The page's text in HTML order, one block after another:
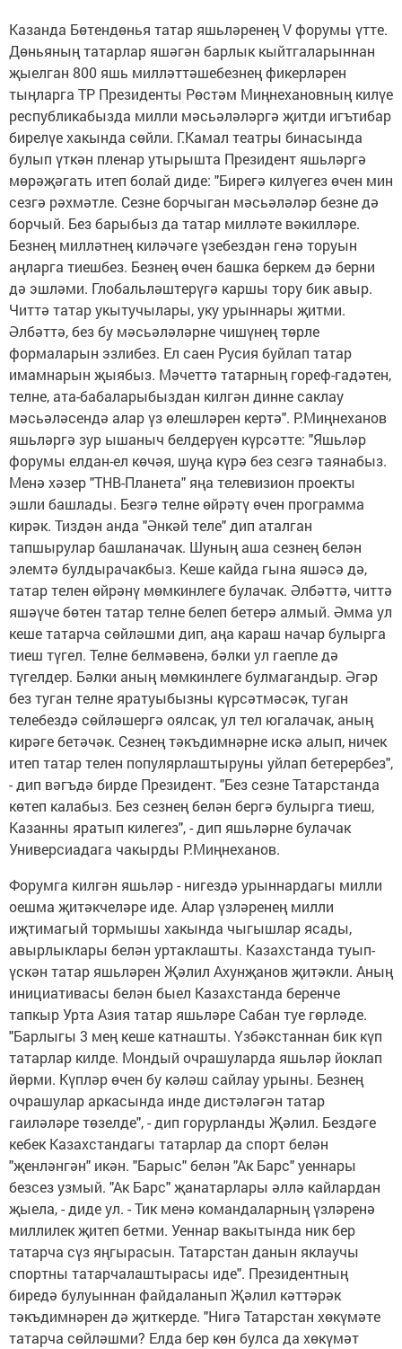
Казанда Бөтендөнья татар яшьләренең V форумы үтте.
Дөньяның татарлар яшәгән барлык кыйтгаларыннан
җыелган 800 яшь милләттәшебезнең фикерләрен
тыңларга ТР Президенты Рөстәм Миңнехановның килүе
республикабызда милли мәсьәләләргә җитди игътибар
бирелүе хакында сөйли. Г.Камал театры бинасында
булып үткән пленар утырышта Президент яшьләргә
мөрәҗәгать итеп болай диде: "Бирегә килүегез өчен мин
сезгә рәхмәтле. Сезне борчыган мәсьәләләр безне дә
борчый. Без барыбыз да татар милләте вәкилләре.
Безнең милләтнең киләчәге үзебездән генә торуын
аңларга тиешбез. Безнең өчен башка беркем дә берни
дә эшләми. Глобальләштерүгә каршы тору бик авыр.
Читтә татар укытучылары, уку урыннары җитми.
Әлбәттә, без бу мәсьәләләрне чишүнең төрле
формаларын эзлибез. Ел саен Русия буйлап татар
имамнарын җыябыз. Мәчеттә татарның гореф-гадәтен,
телне, ата-бабаларыбыздан килгән динне саклау
мәсьәләсендә алар үз өлешләрен кертә". Р.Миңнеханов
яшьләргә зур ышаныч белдерүен күрсәтте: "Яшьләр
форумы елдан-ел көчәя, шуңа күрә без сезгә таянабыз.
Менә хәзер "ТНВ-Планета" яңа телевизион проекты
эшли башлады. Безгә телне өйрәтү өчен программа
кирәк. Тиздән анда "Әнкәй теле" дип аталган
тапшырулар башланачак. Шуның аша сезнең белән
элемтә булдырачакбыз. Кеше кайда гына яшәсә дә,
татар телен өйрәнү мөмкинлеге булачак. Әлбәттә, читтә
яшәүче бөтен татар телне белеп бетерә алмый. Әмма ул
кеше татарча сөйләшми дип, аңа караш начар булырга
тиеш түгел. Телне белмәвенә, бәлки ул гаепле дә
түгелдер. Бәлки аның мөмкинлеге булмагандыр. Әгәр
без туган телне яратуыбызны күрсәтмәсәк, туган
телебездә сөйләшергә оялсак, ул тел югалачак, аның
кирәге бетәчәк. Сезнең тәкъдимнәрне искә алып, ничек
итеп татар телен популярлаштыруны уйлап бетерербез",
- дип вәгъдә бирде Президент. "Без сезне Татарстанда
көтеп калабыз. Без сезнең белән бергә булырга тиеш,
Казанны яратып килегез", - дип яшьләрне булачак
Универсиадага чакырды Р.Миңнеханов.
Форумга килгән яшьләр - нигездә урыннардагы милли
оешма җитәкчеләре иде. Алар үзләренең милли
иҗтимагый тормышы хакында чыгышлар ясады,
авырлыклары белән уртаклашты. Казахстанда туып-
үскән татар яшьләрен Җәлил Ахунҗанов җитәкли. Аның
инициативасы белән быел Казахстанда беренче
тапкыр Урта Азия татар яшьләре Сабан туе гөрләде.
"Барлыгы 3 мең кеше катнашты. Үзбәкстаннан бик күп
татарлар килде. Мондый очрашуларда яшьләр йоклап
йөрми. Күпләр өчен бу кәләш сайлау урыны. Безнең
очрашулар аркасында инде дистәләгән татар
гаиләләре төзелде", - дип горурланды Җәлил. Бездәге
кебек Казахстандагы татарлар да спорт белән
"җенләнгән" икән. "Барыс" белән "Ак Барс" уеннары
безсез узмый. "Ак Барс" җанатарлары әллә кайлардан
җыела, - диде ул. - Тик менә командаларның үзләренә
миллилек җитеп бетми. Уеннар вакытында ник бер
татарча сүз яңгырасын. Татарстан данын яклаучы
спортны татарчалаштырасы иде". Президентның
биредә булуыннан файдаланып Җәлил кәттәрәк
тәкъдимнәрен дә җиткерде. "Нигә Татарстан хөкүмәте
татарча сөйләшми? Елда бер көн булса да хөкүмәт